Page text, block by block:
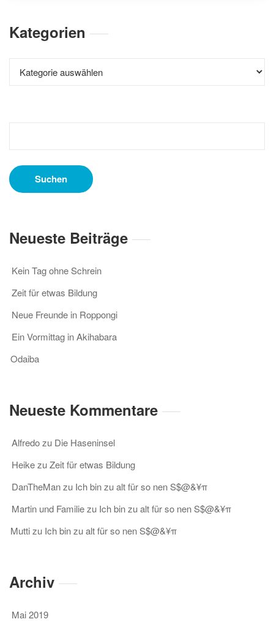
Kategorien
Neueste Beiträge
Kein Tag ohne Schrein
Zeit für etwas Bildung
Neue Freunde in Roppongi
Ein Vormittag in Akihabara
Odaiba
Neueste Kommentare
Alfredozu Die Haseninsel
HeikezuZeit für etwas Bildung
DanTheManzu Ich bin zu alt für so nen S$@&¥π
Martin und Familiezu Ich bin zu alt für so nen S$@&¥π
Muttizu Ich bin zu alt für so nen S$@&¥π
Archiv
Mai 2019